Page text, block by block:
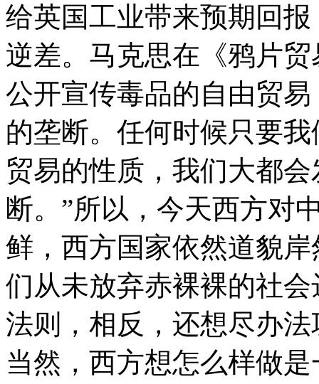
给英国工业带来预期回
逆差。马克思在《鸦片
公开宣传毒品的自由贸
的垄断。任何时候只要
贸易的性质，我们大都
断。”所以，今天西方对
鲜，西方国家依然道貌
们从未放弃赤裸裸的社
法则，相反，还想尽办
当然，西方想怎么样做